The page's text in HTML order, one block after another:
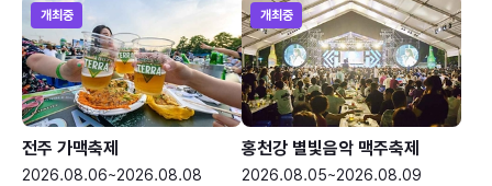
개최중
전주 가맥축제
2026.08.06~2026.08.08
개최중
홍천강 별빛음악 맥주축제
2026.08.05~2026.08.09